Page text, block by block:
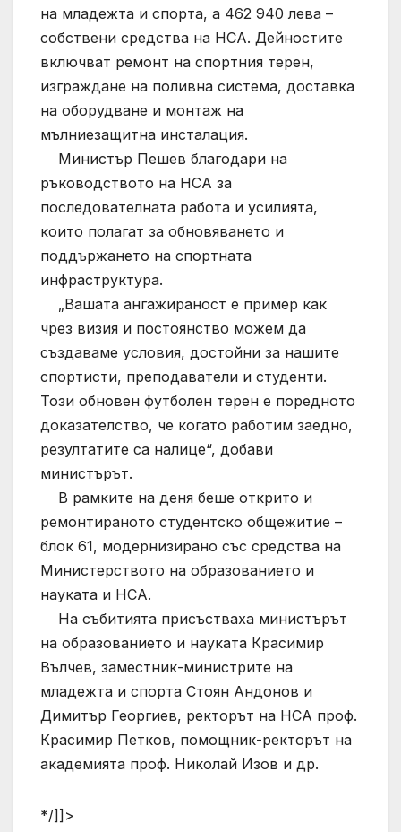
на младежта и спорта, а 462 940 лева –
собствени средства на НСА. Дейностите
включват ремонт на спортния терен,
изграждане на поливна система, доставка
на оборудване и монтаж на
мълниезащитна инсталация.
Министър Пешев благодари на
ръководството на НСА за
последователната работа и усилията,
които полагат за обновяването и
поддържането на спортната
инфраструктура.
„Вашата ангажираност е пример как
чрез визия и постоянство можем да
създаваме условия, достойни за нашите
спортисти, преподаватели и студенти.
Този обновен футболен терен е поредното
доказателство, че когато работим заедно,
резултатите са налице“, добави
министърът.
В рамките на деня беше открито и
ремонтираното студентско общежитие –
блок 61, модернизирано със средства на
Министерството на образованието и
науката и НСА.
На събитията присъстваха министърът
на образованието и науката Красимир
Вълчев, заместник-министрите на
младежта и спорта Стоян Андонов и
Димитър Георгиев, ректорът на НСА проф.
Красимир Петков, помощник-ректорът на
академията проф. Николай Изов и др.
*/]]>